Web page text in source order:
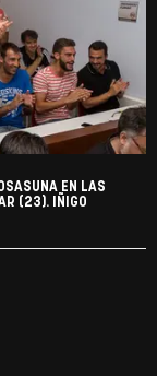
EN LAS
(23). IÑIGO